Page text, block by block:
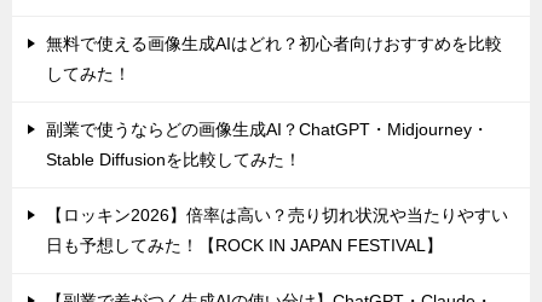
無料で使える画像生成AIはどれ？初心者向けおすすめを比較
してみた！
副業で使うならどの画像生成AI？ChatGPT・Midjourney・
Stable Diffusionを比較してみた！
【ロッキン2026】倍率は高い？売り切れ状況や当たりやすい
日も予想してみた！【ROCK IN JAPAN FESTIVAL】